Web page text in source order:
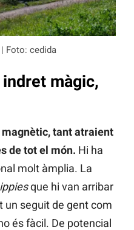
Foto: cedida
màgic,
tant atraient
de tot el món. Hi ha
molt àmplia. La
que hi van arribar
un seguit de gent com
és fàcil. De potencial